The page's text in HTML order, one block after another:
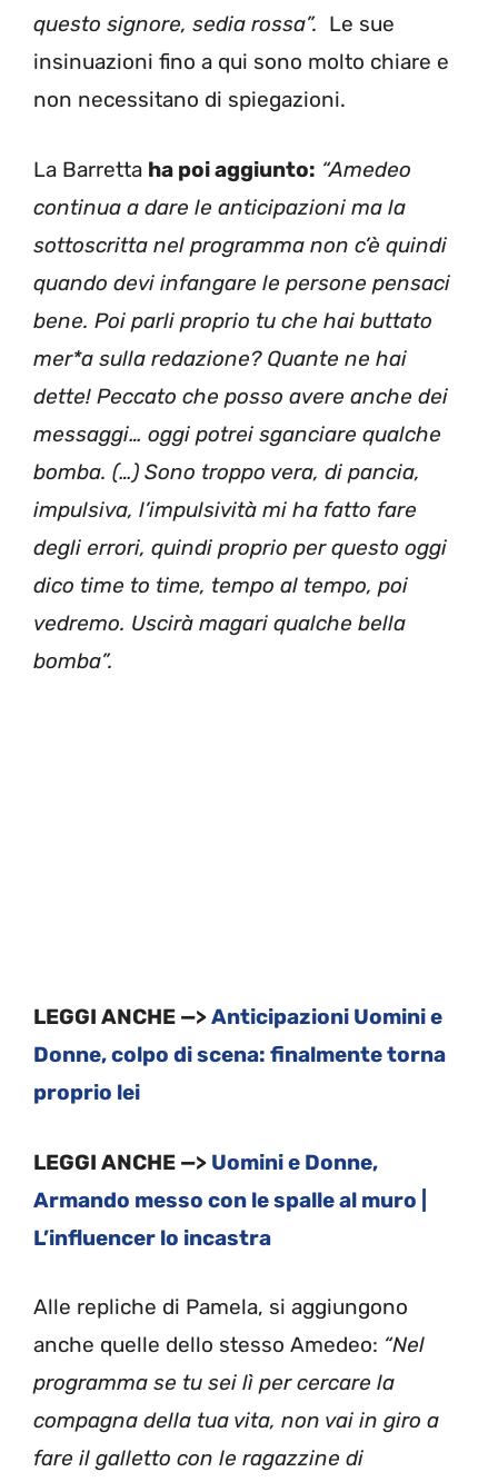
questo signore, sedia rossa”. Le sue
insinuazioni fino a qui sono molto chiare e
non necessitano di spiegazioni.
La Barretta ha poi aggiunto: “Amedeo
continua a dare le anticipazioni ma la
sottoscritta nel programma non c’è quindi
quando devi infangare le persone pensaci
bene. Poi parli proprio tu che hai buttato
mer*a sulla redazione? Quante ne hai
dette! Peccato che posso avere anche dei
messaggi… oggi potrei sganciare qualche
bomba. (…) Sono troppo vera, di pancia,
impulsiva, l’impulsività mi ha fatto fare
degli errori, quindi proprio per questo oggi
dico time to time, tempo al tempo, poi
vedremo. Uscirà magari qualche bella
bomba”.
LEGGI ANCHE —>Anticipazioni Uomini e
Donne, colpo di scena: finalmente torna
proprio lei
LEGGI ANCHE —> Uomini e Donne,
Armando messo con le spalle al muro |
L’influencer lo incastra
Alle repliche di Pamela, si aggiungono
anche quelle dello stesso Amedeo: “Nel
programma se tu sei lì per cercare la
compagna della tua vita, non vai in giro a
fare il galletto con le ragazzine di